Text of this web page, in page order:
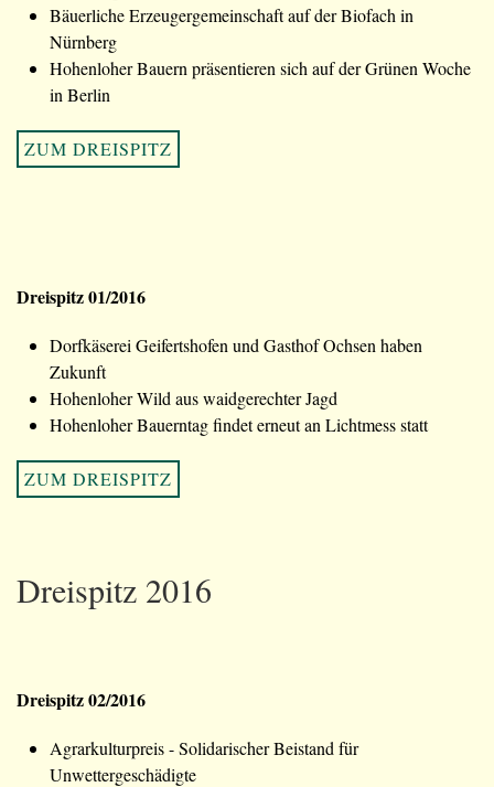
Bäuerliche Erzeugergemeinschaft auf der Biofach in
Nürnberg
Hohenloher Bauern präsentieren sich auf der Grünen Woche
in Berlin
ZUM DREISPITZ
Dreispitz 01/2016
Dorfkäserei Geifertshofen und Gasthof Ochsen haben
Zukunft
Hohenloher Wild aus waidgerechter Jagd
Hohenloher Bauerntag findet erneut an Lichtmess statt
ZUM DREISPITZ
Dreispitz 2016
Dreispitz 02/2016
Agrarkulturpreis - Solidarischer Beistand für
Unwettergeschädigte